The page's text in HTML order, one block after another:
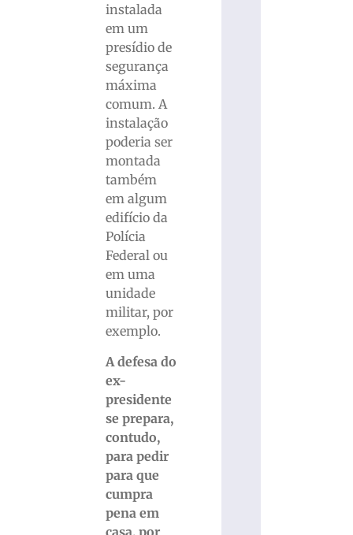
instalada
em um
presídio de
segurança
máxima
comum. A
instalação
poderia ser
montada
também
em algum
edifício da
Polícia
Federal ou
em uma
unidade
militar, por
exemplo.
A defesa do
ex-
presidente
se prepara,
contudo,
para pedir
para que
cumpra
pena em
casa, por